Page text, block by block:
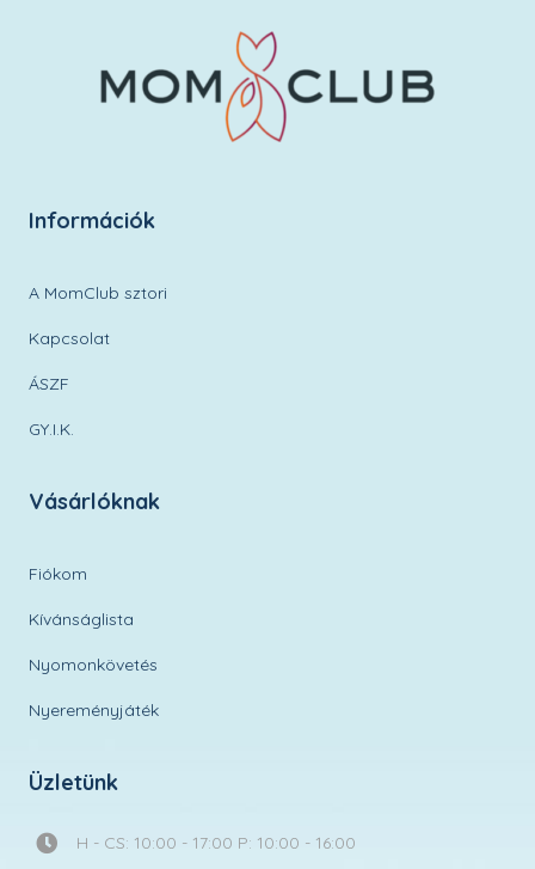
Információk
A MomClub sztori
Kapcsolat
ÁSZF
GY.I.K.
Vásárlóknak
Fiókom
Kívánságlista
Nyomonkövetés
Nyereményjáték
Üzletünk
H - CS: 10:00 - 17:00 P: 10:00 - 16:00